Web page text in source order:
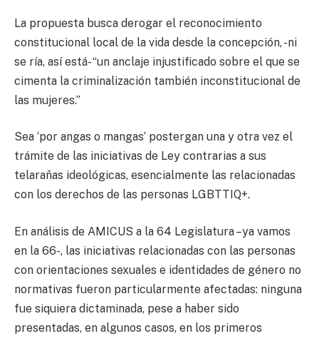
La propuesta busca derogar el reconocimiento
constitucional local de la vida desde la concepción, -ni
se ría, así está- “un anclaje injustificado sobre el que se
cimenta la criminalización también inconstitucional de
las mujeres.”
Sea ‘por angas o mangas’ postergan una y otra vez el
trámite de las iniciativas de Ley contrarias a sus
telarañas ideológicas, esencialmente las relacionadas
con los derechos de las personas LGBTTIQ+.
En análisis de AMICUS a la 64 Legislatura –ya vamos
en la 66-, las iniciativas relacionadas con las personas
con orientaciones sexuales e identidades de género no
normativas fueron particularmente afectadas: ninguna
fue siquiera dictaminada, pese a haber sido
presentadas, en algunos casos, en los primeros